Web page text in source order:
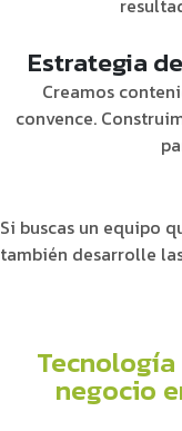
Estrategia
Creamos
convence.
Si buscas un equipo
también desarrolle
negocio